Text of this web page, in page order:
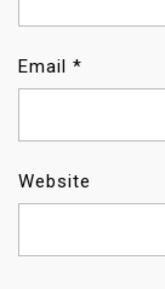
Email *
Website